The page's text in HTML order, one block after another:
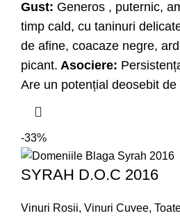
Gust: Generos , puternic,
timp cald, cu taninuri
de afine, coacaze negre,
picant. Asociere:
Are un potențial deosebit
-33%
SYRAH D.O.C 2016
Vinuri Rosii, Vinuri Cuvee,